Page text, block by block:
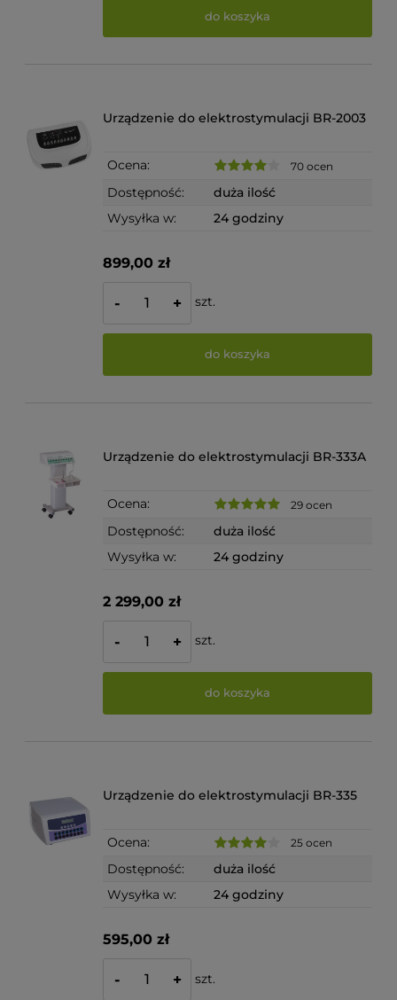
do koszyka
Urządzenie do elektrostymulacji BR-2003
Ocena: 70 ocen
Dostępność:
duża ilość
Wysyłka w:
24 godziny
899,00 zł
- + szt.
do koszyka
Urządzenie do elektrostymulacji BR-333A
Ocena: 29 ocen
Dostępność:
duża ilość
Wysyłka w:
24 godziny
2 299,00 zł
- + szt.
do koszyka
Urządzenie do elektrostymulacji BR-335
Ocena: 25 ocen
Dostępność:
duża ilość
Wysyłka w:
24 godziny
595,00 zł
- + szt.